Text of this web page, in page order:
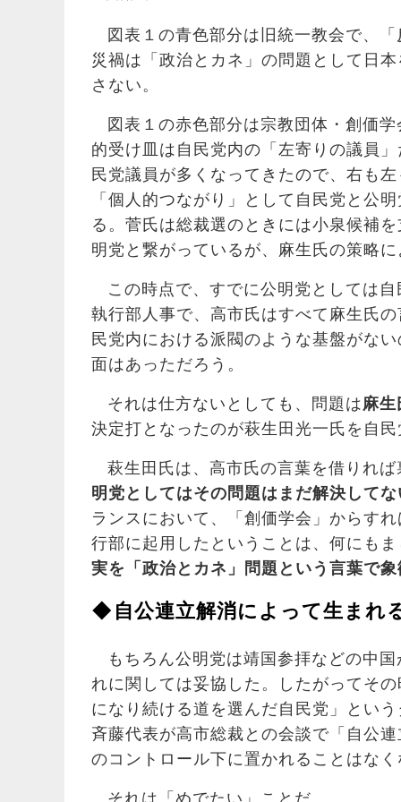
図表１の青色部分は旧統一教会で、
災禍は「政治とカネ」の問題として日
さない。
図表１の赤色部分は宗教団体・創価
的受け皿は自民党内の「左寄りの議員
民党議員が多くなってきたので、右も
「個人的つながり」として自民党と公
る。菅氏は総裁選のときには小泉候補
明党と繋がっているが、麻生氏の策略
この時点で、すでに公明党としては
執行部人事で、高市氏はすべて麻生氏
民党内における派閥のような基盤がな
面はあっただろう。
それは仕方ないとしても、問題は麻
決定打となったのが萩生田光一氏を自
萩生田氏は、高市氏の言葉を借りれ
明党としてはその問題はまだ解決して
ランスにおいて、「創価学会」からす
行部に起用したということは、何にも
実を「政治とカネ」問題という言葉で
◆自公連立解消によって生まれ
もちろん公明党は靖国参拝などの中
れに関しては妥協した。したがってそ
になり続ける道を選んだ自民党」とい
斉藤代表が高市総裁との会談で「自公
のコントロール下に置かれることはな
それは「めでたい」ことだ。